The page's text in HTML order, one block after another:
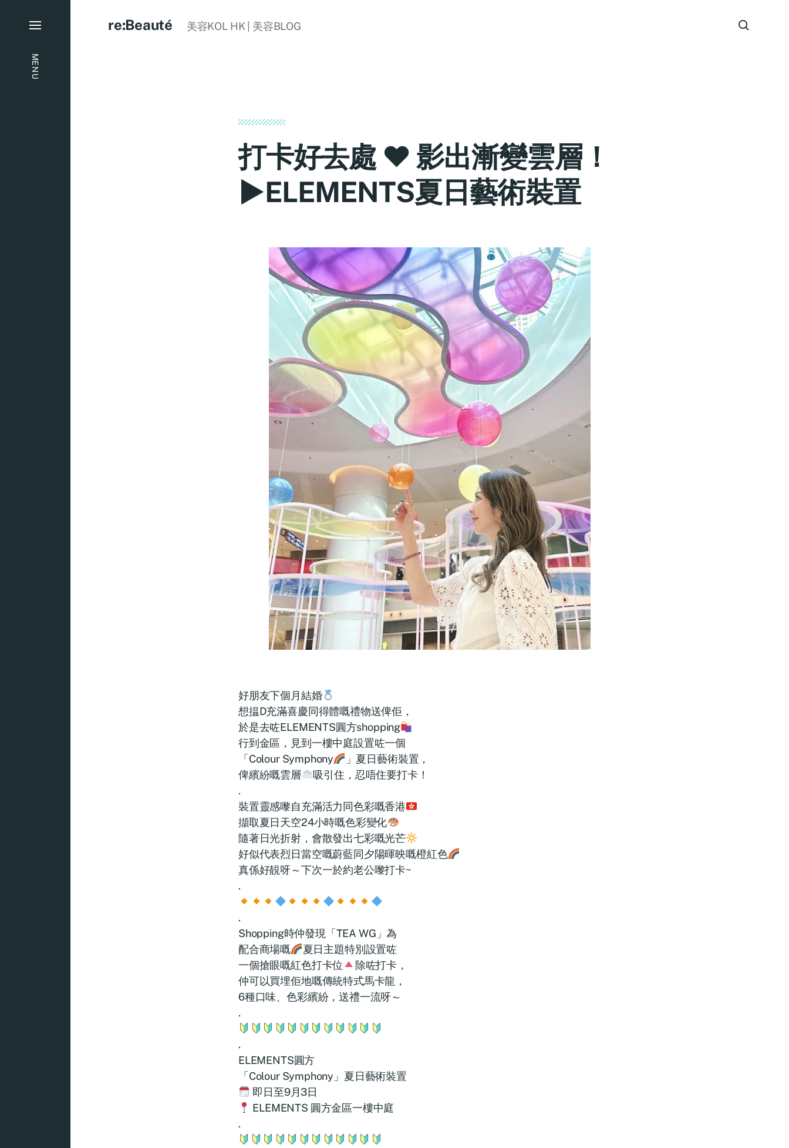
MENU
re:Beauté 美容KOL HK | 美容BLOG
打卡好去處 ♥ 影出漸變雲層！
►ELEMENTS夏日藝術裝置
好朋友下個月結婚
想揾D充滿喜慶同得體嘅禮物送俾佢，
於是去咗ELEMENTS圓方shopping
行到金區，見到一樓中庭設置咗一個
「Colour Symphony
」夏日藝術裝置，
俾繽紛嘅雲層
吸引住，忍唔住要打卡！
.
裝置靈感嚟自充滿活力同色彩嘅香港
擷取夏日天空24小時嘅色彩變化
隨著日光折射，會散發出七彩嘅光芒
好似代表烈日當空嘅蔚藍同夕陽暉映嘅橙紅色
真係好靚呀～下次一於約老公嚟打卡~
.
.
Shopping時仲發現「TEA WG」為
配合商場嘅
夏日主題特別設置咗
一個搶眼嘅紅色打卡位
除咗打卡，
仲可以買埋佢地嘅傳統特式馬卡龍，
6種口味、色彩繽紛，送禮一流呀～
.
.
ELEMENTS圓方
「Colour Symphony」夏日藝術裝置
即日至9月3日
ELEMENTS 圓方金區一樓中庭
.